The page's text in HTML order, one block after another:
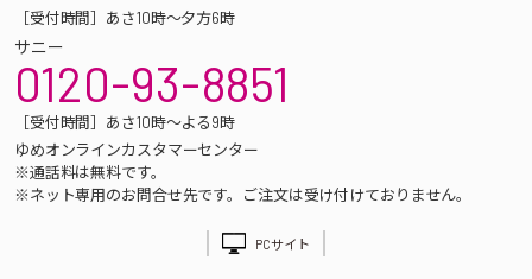
［受付時間］あさ10時～夕方6時
サニー
0120-93-8851
［受付時間］あさ10時～よる9時
ゆめオンラインカスタマーセンター
※通話料は無料です。
※ネット専用のお問合せ先です。ご注文は受け付けておりません。
PCサイト